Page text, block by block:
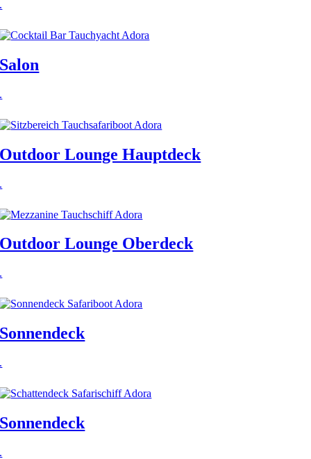
.
Salon
.
Outdoor Lounge Hauptdeck
.
Outdoor Lounge Oberdeck
.
Sonnendeck
.
Sonnendeck
.